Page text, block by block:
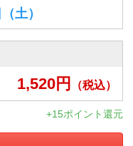
（土）
1,520円 （税込）
+15ポイント還元